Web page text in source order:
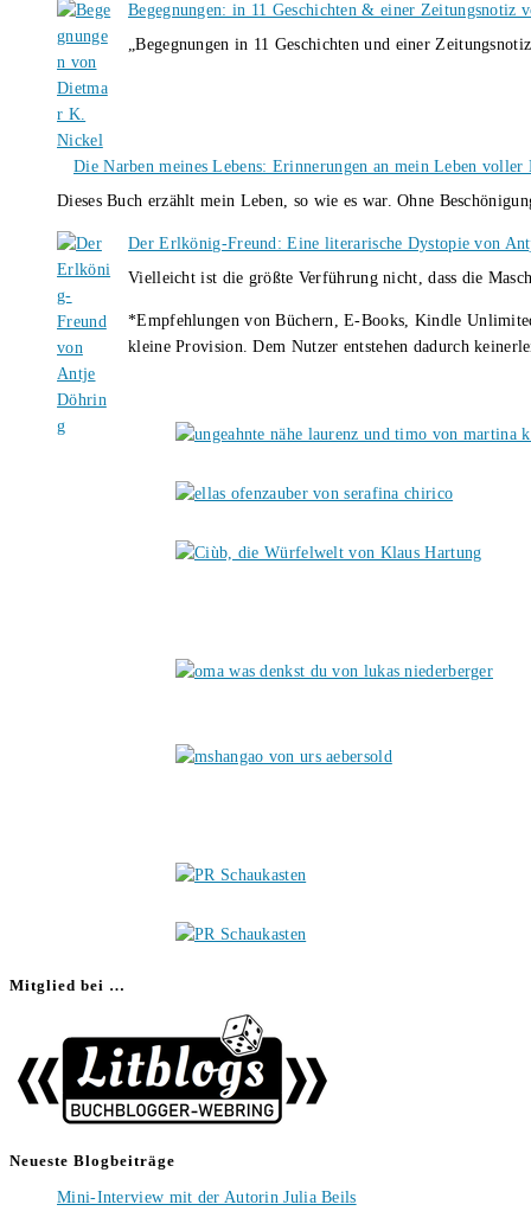
Begegnungen: in 11 Geschichten & einer Zeitungsnotiz
„Begegnungen in 11 Geschichten und einer
Die Narben meines Lebens: Erinnerungen an mein Leben
Dieses Buch erzählt mein Leben, so wie es war. Ohne
Der Erlkönig-Freund: Eine literarische Dystopie von
Vielleicht ist die größte Verführung nicht, dass die
*Empfehlungen von Büchern, E-Books, Kindle
kleine Provision. Dem Nutzer entstehen dadurch
Mitglied bei …
Neueste Blogbeiträge
Mini-Interview mit der Autorin Julia Beils